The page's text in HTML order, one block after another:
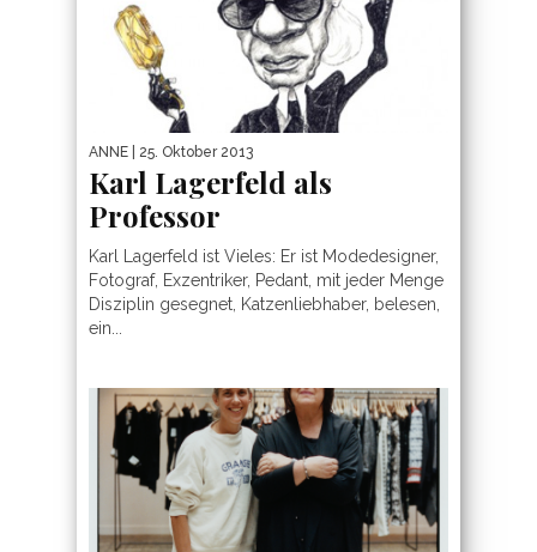
ANNE | 25. Oktober 2013
Karl Lagerfeld als
Professor
Karl Lagerfeld ist Vieles: Er ist Modedesigner,
Fotograf, Exzentriker, Pedant, mit jeder Menge
Disziplin gesegnet, Katzenliebhaber, belesen,
ein...